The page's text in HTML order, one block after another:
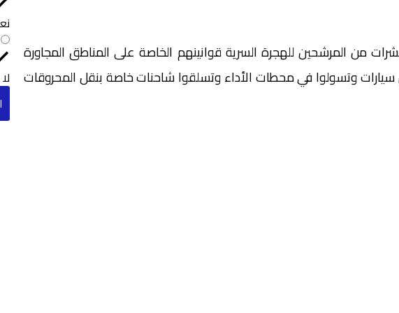
من المرشحين للهجرة السرية قوانينهم الخاصة على المناطق المجاورة
سيارات وتسولوا في محطات الأداء وتسلقوا شاحنات خاصة بنقل المحروقات
لا